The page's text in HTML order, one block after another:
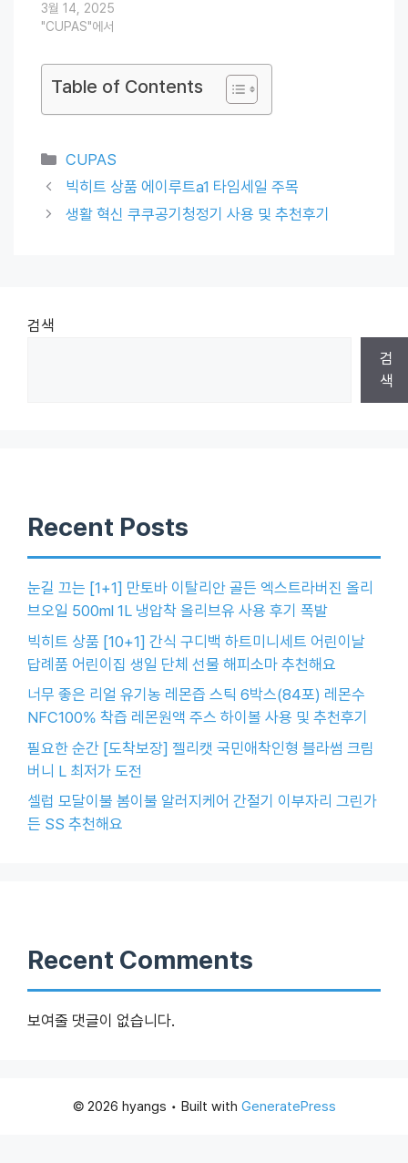
3월 14, 2025
"CUPAS"에서
Table of Contents
Categories
CUPAS
빅히트 상품 에이루트a1 타임세일 주목
생활 혁신 쿠쿠공기청정기 사용 및 추천후기
검색
검
색
Recent Posts
눈길 끄는 [1+1] 만토바 이탈리안 골든 엑스트라버진 올리
브오일 500ml 1L 냉압착 올리브유 사용 후기 폭발
빅히트 상품 [10+1] 간식 구디백 하트미니세트 어린이날
답례품 어린이집 생일 단체 선물 해피소마 추천해요
너무 좋은 리얼 유기농 레몬즙 스틱 6박스(84포) 레몬수
NFC100% 착즙 레몬원액 주스 하이볼 사용 및 추천후기
필요한 순간 [도착보장] 젤리캣 국민애착인형 블라썸 크림
버니 L 최저가 도전
셀럽 모달이불 봄이불 알러지케어 간절기 이부자리 그린가
든 SS 추천해요
Recent Comments
보여줄 댓글이 없습니다.
© 2026 hyangs • Built with GeneratePress